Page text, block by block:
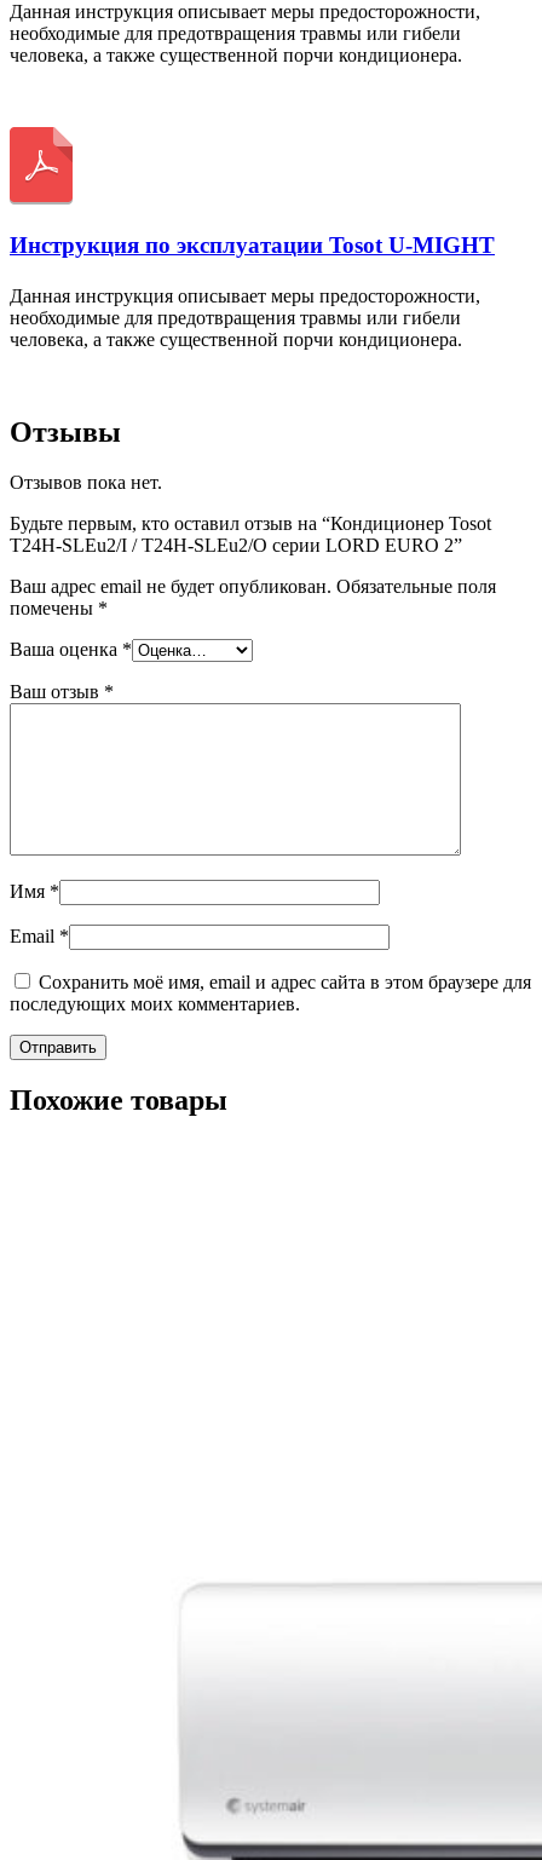
Данная инструкция описывает меры предосторожности,
необходимые для предотвращения травмы или гибели
человека, а также существенной порчи кондиционера.
Инструкция по эксплуатации Tosot U-MIGHT
Данная инструкция описывает меры предосторожности,
необходимые для предотвращения травмы или гибели
человека, а также существенной порчи кондиционера.
Отзывы
Отзывов пока нет.
Будьте первым, кто оставил отзыв на “Кондиционер Tosot
T24H-SLEu2/I / T24H-SLEu2/O серии LORD EURO 2”
Ваш адрес email не будет опубликован. Обязательные поля
помечены *
Ваша оценка *
Ваш отзыв *
Имя *
Email *
Сохранить моё имя, email и адрес сайта в этом браузере для
последующих моих комментариев.
Похожие товары